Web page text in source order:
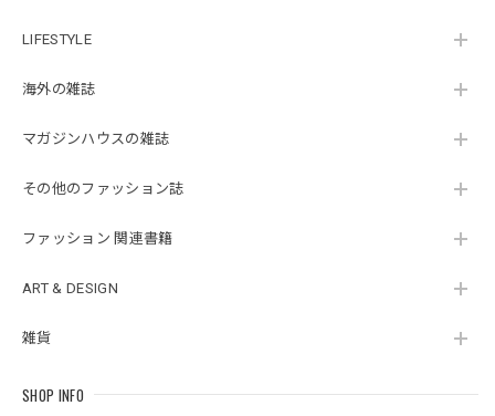
LIFESTYLE
海外の雑誌
マガジンハウスの雑誌
その他のファッション誌
ファッション 関連書籍
ART & DESIGN
雑貨
SHOP INFO